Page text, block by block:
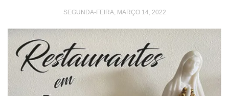
SEGUNDA-FEIRA, MARÇO 14, 2022